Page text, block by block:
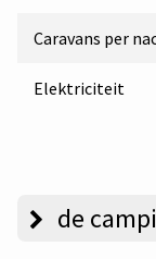
Caravans per
Elektriciteit
de